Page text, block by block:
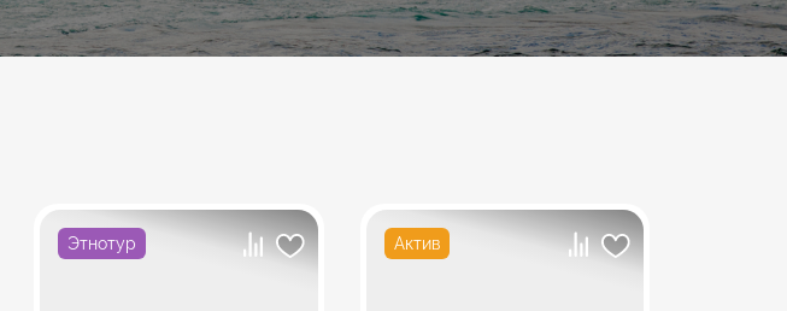
Этнотур Актив